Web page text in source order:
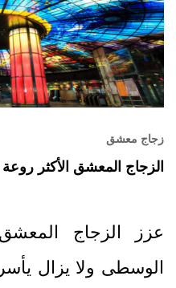
زجاج معشق
الزجاج المعشق الأكثر
عزز الزجاج
الوسطى ولا يزال